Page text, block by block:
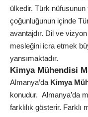
ülkedir. Türk nüfusunun
çoğunluğunun içinde
avantajdır. Dil ve
mesleğini icra etmek
yansımaktadır.
Kimya Mühendisi
Almanya’da Kimya
konudur. Almanya’da
farklılık gösterir. Farklı